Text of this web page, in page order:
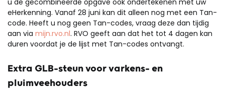
u de gecombineerde opgave ook ondertekenen met uw
eHerkenning. Vanaf 28 juni kan dit alleen nog met een Tan-
code. Heeft u nog geen Tan-codes, vraag deze dan tijdig
aan via mijn.rvo.nl. RVO geeft aan dat het tot 4 dagen kan
duren voordat je de lijst met Tan-codes ontvangt.
Extra GLB-steun voor varkens- en
pluimveehouders